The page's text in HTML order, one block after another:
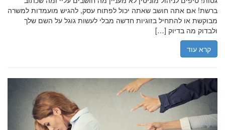
ברשת! אם אתה חושב שאתה יכול לפתוח עסק, להגיש מועמדות למשרה
מבוקשת או להתחיל בזוגיות חדשה מבלי לעשות גוגל על השם שלך
ולבדוק מה בדיוק […]
קרא עוד